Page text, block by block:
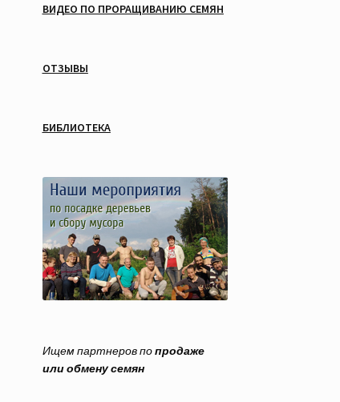
ВИДЕО ПО ПРОРАЩИВАНИЮ СЕМЯН
ОТЗЫВЫ
БИБЛИОТЕКА
Ищем партнеров попродаже
или обмену семян